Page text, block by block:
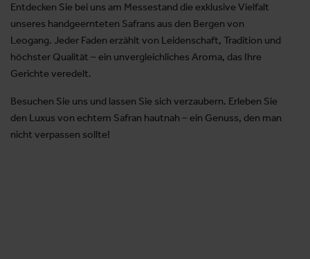
Entdecken Sie bei uns am Messestand die exklusive Vielfalt
unseres handgeernteten Safrans aus den Bergen von
Leogang. Jeder Faden erzählt von Leidenschaft, Tradition und
höchster Qualität – ein unvergleichliches Aroma, das Ihre
Gerichte veredelt.
Besuchen Sie uns und lassen Sie sich verzaubern. Erleben Sie
den Luxus von echtem Safran hautnah – ein Genuss, den man
nicht verpassen sollte!